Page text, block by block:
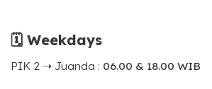
🗓 Weekdays
PIK 2 ➝ Juanda : 06.00 & 18.00 WIB